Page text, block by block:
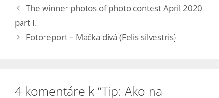
The winner photos of photo contest April 2020
part I.
Fotoreport – Mačka divá (Felis silvestris)
4 komentáre k “Tip: Ako na